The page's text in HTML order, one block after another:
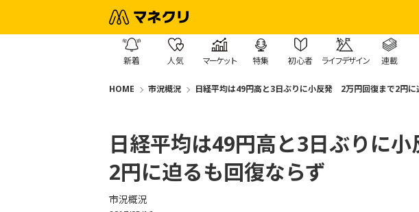
新着 人気 マーケット 特集 初心者 ライフデザイン 連載
HOME 市況概況 日経平均は49円高と3日ぶりに小反発 2万円回復まで2円に
日経平均は49円高と3日ぶりに
2円に迫るも回復ならず
市況概況